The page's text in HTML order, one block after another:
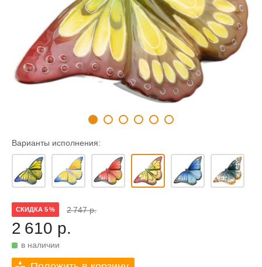
Варианты исполнения:
СКИДКА 5 % 2 747 р.
2 610 р.
в наличии